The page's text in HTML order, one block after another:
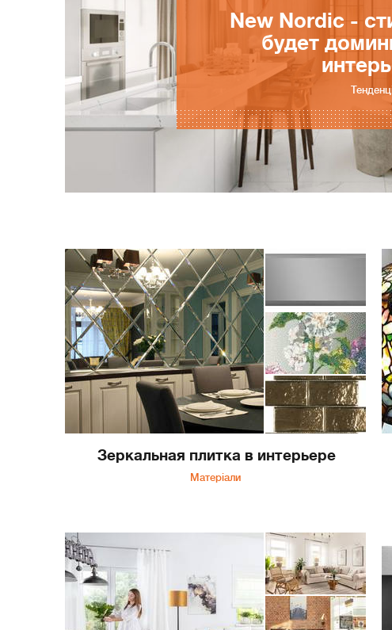
New Nordic -
будет
Зеркальная плитка в интерьере
Матеріали